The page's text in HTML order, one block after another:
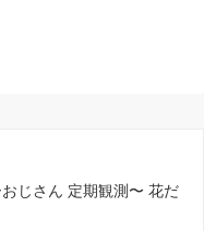
じさん 定期観測〜 花だ